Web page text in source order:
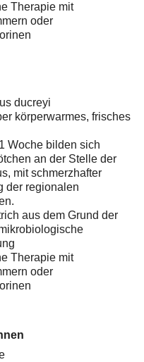
Therapie mit
oder
ducreyi
körperwarmes, frisches
Woche bilden sich
an der Stelle der
mit schmerzhafter
der regionalen
aus dem Grund der
Therapie mit
oder